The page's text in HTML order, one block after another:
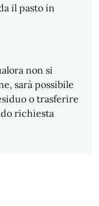
il pasto in
non si
sarà possibile
o trasferire
richiesta